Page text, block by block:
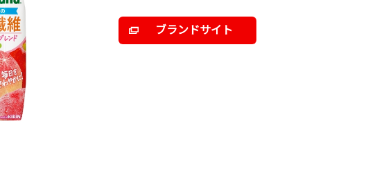
ブランドサイト